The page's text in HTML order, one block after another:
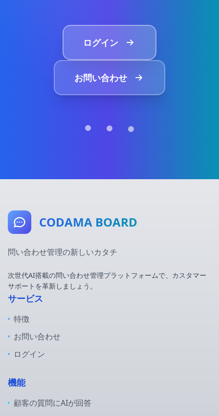
ログイン
お問い合わせ
CODAMA BOARD
問い合わせ管理の新しいカタチ
次世代AI搭載の問い合わせ管理プラットフォームで、カスタマー
サポートを革新しましょう。
サービス
特徴
お問い合わせ
ログイン
機能
顧客の質問にAIが回答